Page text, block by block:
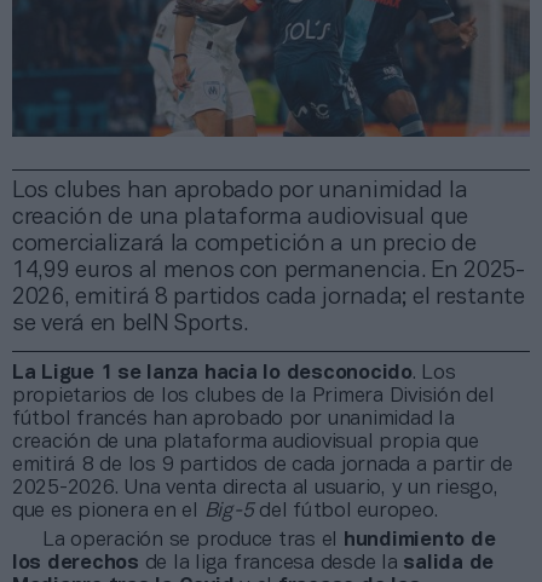
Los clubes han aprobado por unanimidad la
creación de una plataforma audiovisual que
comercializará la competición a un precio de
14,99 euros al menos con permanencia. En 2025-
2026, emitirá 8 partidos cada jornada; el restante
se verá en beIN Sports.
La Ligue 1 se lanza hacia lo desconocido. Los
propietarios de los clubes de la Primera División del
fútbol francés han aprobado por unanimidad la
creación de una plataforma audiovisual propia que
emitirá 8 de los 9 partidos de cada jornada a partir de
2025-2026. Una venta directa al usuario, y un riesgo,
que es pionera en el
Big-5del fútbol europeo.
La operación se produce tras el
hundimiento de
los derechos de la liga francesa desde la salida de